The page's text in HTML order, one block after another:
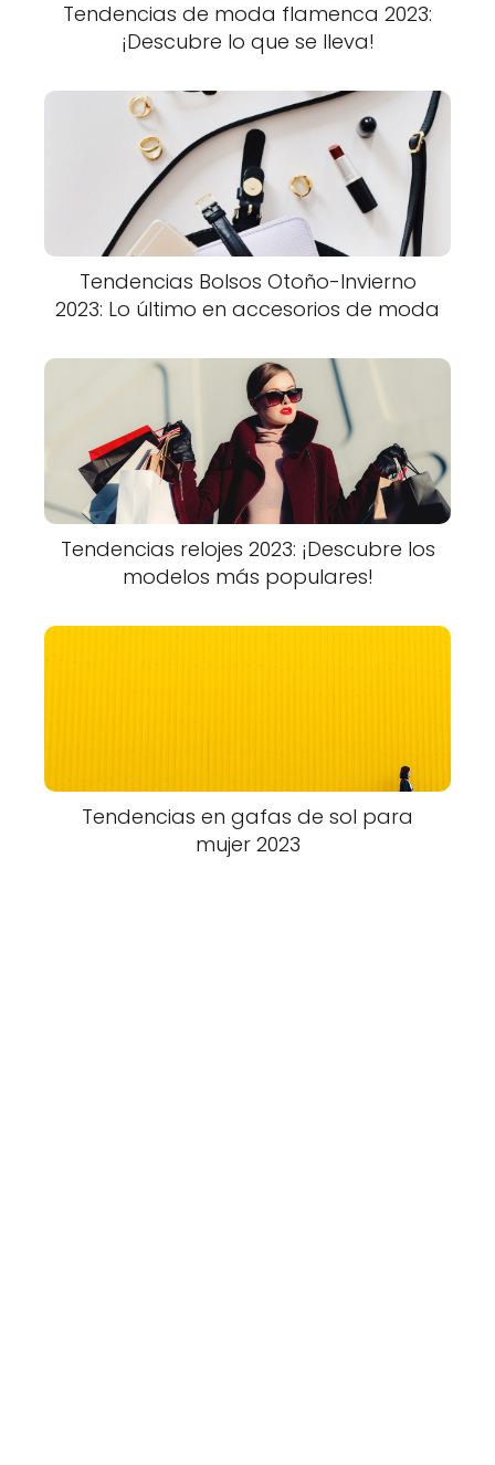
Tendencias de moda flamenca 2023:
¡Descubre lo que se lleva!
Tendencias Bolsos Otoño-Invierno
2023: Lo último en accesorios de moda
Tendencias relojes 2023: ¡Descubre los
modelos más populares!
Tendencias en gafas de sol para
mujer 2023